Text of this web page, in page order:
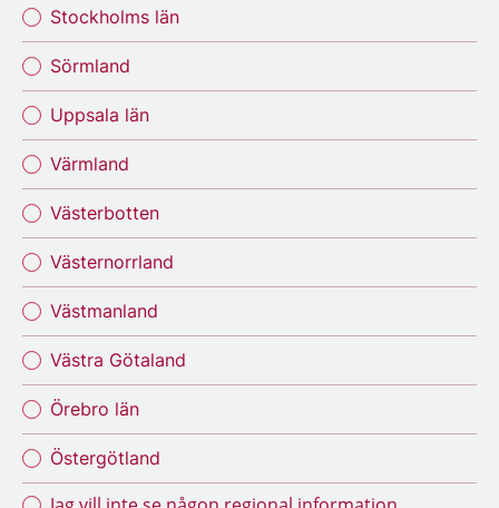
Stockholms län
Sörmland
Uppsala län
Värmland
Västerbotten
Västernorrland
Västmanland
Västra Götaland
Örebro län
Östergötland